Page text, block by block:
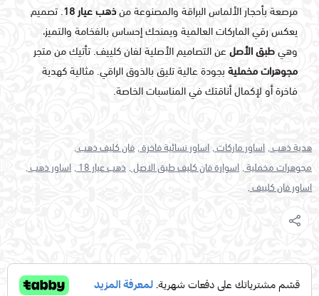
مرصعة بأحجار الألماس البراقة والمصنوعة منذهب عيار 18
. تصميم
يعكس رقي الماركات العالمية ويمنحك إحساس بالفخامة والتميز،
وهيطبق الأصل عن التصاميم الأصلية لفان كلييف. تأتيك من متجر
مجوهرات مخملية بجودة عالية تليق بالذوق الراقي. مثالية كهدية
فاخرة أو لإكمال أناقتك في المناسبات الخاصة.
هدية ذهب , اساور ماركات , اساور نسائية فاخرة , فان كليف ذهب ,
مجوهرات مخملية , اسوارة فان كليف طبق الاصل , ذهب عيار 18 ,
اساور ذهب ,
اساور فان كلييف ,